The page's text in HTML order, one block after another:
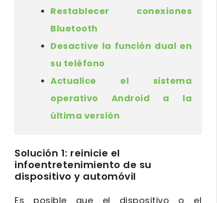
Restablecer conexiones
Bluetooth
Desactive la función dual en
su teléfono
Actualice el sistema
operativo Android a la
última versión
Solución 1: reinicie el
infoentretenimiento de su
dispositivo y automóvil
Es posible que el dispositivo o el